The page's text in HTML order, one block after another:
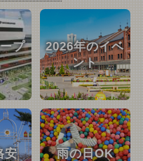
プ
2026年のイベ
ント
安 雨の日OK